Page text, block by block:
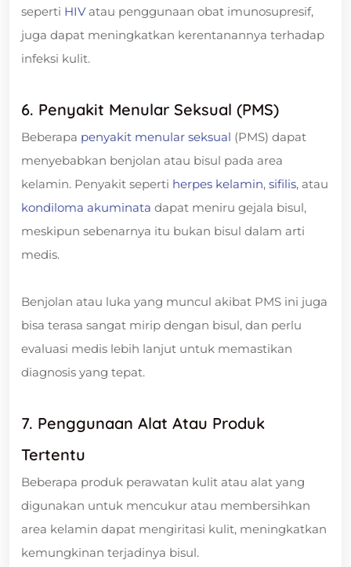
seperti HIVatau penggunaan obat imunosupresif,
juga dapat meningkatkan kerentanannya terhadap
infeksi kulit.
6. Penyakit Menular Seksual (PMS)
Beberapa penyakit menular seksual (PMS) dapat
menyebabkan benjolan atau bisul pada area
kelamin. Penyakit seperti herpes kelamin, sifilis, atau
kondiloma akuminata dapat meniru gejala bisul,
meskipun sebenarnya itu bukan bisul dalam arti
medis.
Benjolan atau luka yang muncul akibat PMS ini juga
bisa terasa sangat mirip dengan bisul, dan perlu
evaluasi medis lebih lanjut untuk memastikan
diagnosis yang tepat.
7. Penggunaan Alat Atau Produk
Tertentu
Beberapa produk perawatan kulit atau alat yang
digunakan untuk mencukur atau membersihkan
area kelamin dapat mengiritasi kulit, meningkatkan
kemungkinan terjadinya bisul.